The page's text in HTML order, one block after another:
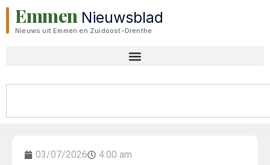
Emmen Nieuwsblad
Nieuws uit Emmen en Zuidoost-Drenthe
03/07/2026 4:00 am